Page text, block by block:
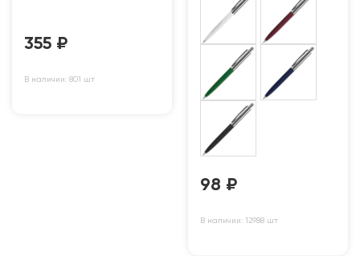
355 ₽
В наличии: 801 шт
98 ₽
В наличии: 12988 шт